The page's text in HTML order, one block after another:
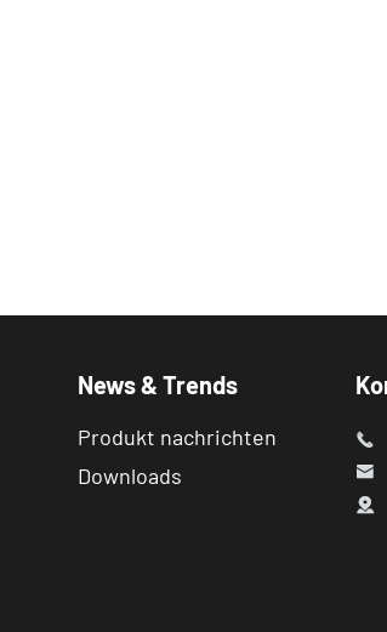
News & Trends
Produkt nachrichten
Downloads


